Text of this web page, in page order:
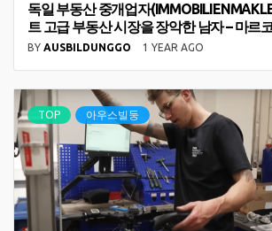
독일 부동산 중개업자
트 고급 부동산 시장을 장악한 남자 – 마르
BY AUSBILDUNGGO 1 YEAR AGO
TOP 아우스빌둥